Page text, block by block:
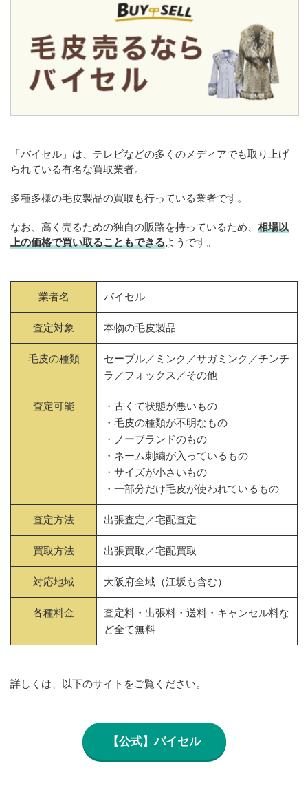
「バイセル」は、テレビなどの多くのメディアでも取り上げ
られている有名な買取業者。
多種多様の毛皮製品の買取も行っている業者です。
なお、高く売るための独自の販路を持っているため、 相場以
上の価格で買い取ることもできるようです。
業者名 バイセル
査定対象 本物の毛皮製品
毛皮の種類
セーブル／ミンク／サガミンク／チンチ
ラ／フォックス／その他
査定可能
・古くて状態が悪いもの
・毛皮の種類が不明なもの
・ノーブランドのもの
・ネーム刺繍が入っているもの
・サイズが小さいもの
・一部分だけ毛皮が使われているもの
査定方法 出張査定／宅配査定
買取方法 出張買取／宅配買取
対応地域 大阪府全域（江坂も含む）
各種料金
査定料・出張料・送料・キャンセル料な
ど全て無料
詳しくは、以下のサイトをご覧ください。
【公式】バイセル